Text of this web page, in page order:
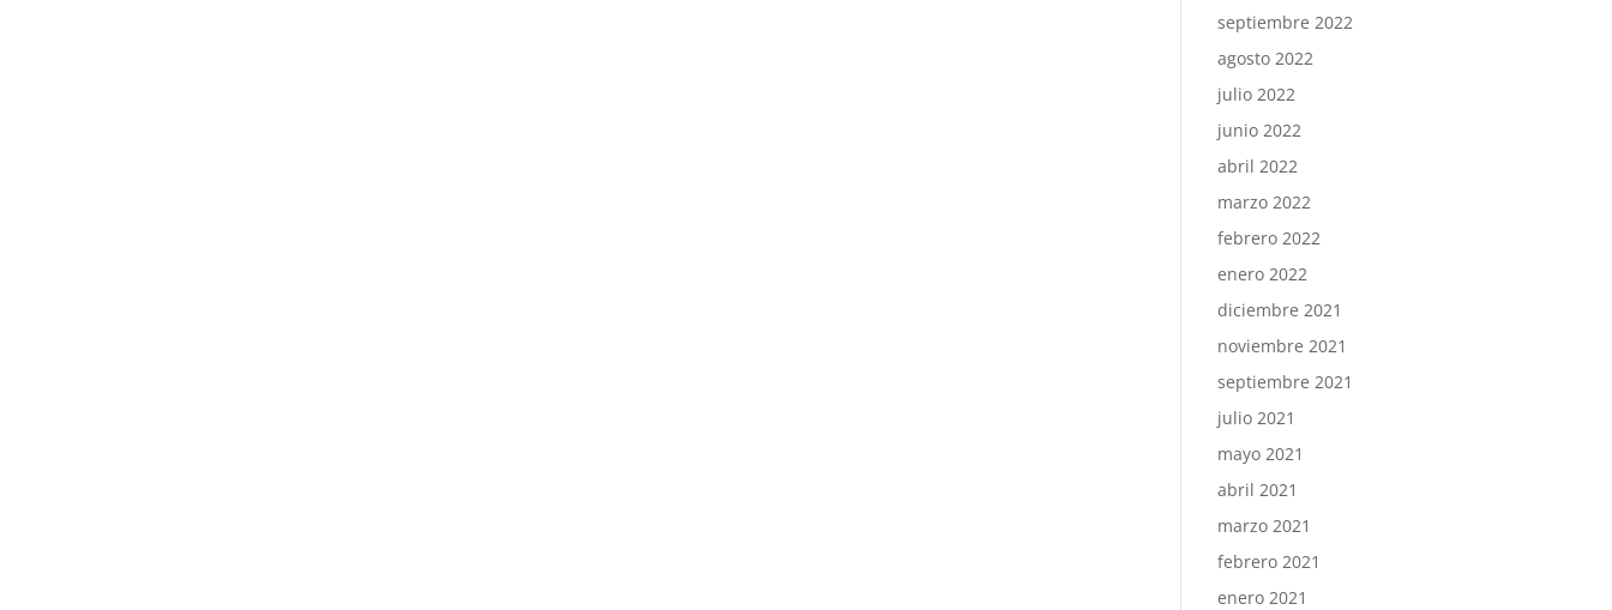
septiembre 2022
agosto 2022
julio 2022
junio 2022
abril 2022
marzo 2022
febrero 2022
enero 2022
diciembre 2021
noviembre 2021
septiembre 2021
julio 2021
mayo 2021
abril 2021
marzo 2021
febrero 2021
enero 2021